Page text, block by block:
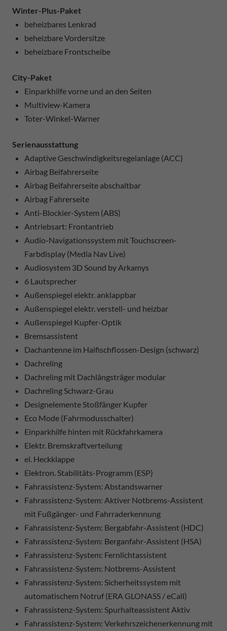
Winter-Plus-Paket
beheizbares Lenkrad
beheizbare Vordersitze
beheizbare Frontscheibe
City-Paket
Einparkhilfe vorne und an den Seiten
Multiview-Kamera
Toter-Winkel-Warner
Serienausstattung
Adaptive Geschwindigkeitsregelanlage (ACC)
Airbag Beifahrerseite
Airbag Beifahrerseite abschaltbar
Airbag Fahrerseite
Anti-Blockier-System (ABS)
Antriebsart: Frontantrieb
Audio-Navigationssystem mit Touchscreen-
Farbdisplay (Media Nav Live)
Audiosystem 3D Sound by Arkamys
6 Lautsprecher
Außenspiegel elektr. anklappbar
Außenspiegel elektr. verstell- und heizbar
Außenspiegel Kupfer-Optik
Bremsassistent
Dachantenne im Haifischflossen-Design (schwarz)
Dachreling
Dachreling mit Dachlängsträger modular
Dachreling Schwarz-Grau
Designelemente Stoßfänger Kupfer
Eco Mode (Fahrmodusschalter)
Einparkhilfe hinten mit Rückfahrkamera
Elektr. Bremskraftverteilung
el. Heckklappe
Elektron. Stabilitäts-Programm (ESP)
Fahrassistenz-System: Abstandswarner
Fahrassistenz-System: Aktiver Notbrems-Assistent
mit Fußgänger- und Fahrraderkennung
Fahrassistenz-System: Bergabfahr-Assistent (HDC)
Fahrassistenz-System: Berganfahr-Assistent (HSA)
Fahrassistenz-System: Fernlichtassistent
Fahrassistenz-System: Notbrems-Assistent
Fahrassistenz-System: Sicherheitssystem mit
automatischem Notruf (ERA GLONASS / eCall)
Fahrassistenz-System: Spurhalteassistent Aktiv
Fahrassistenz-System: Verkehrszeichenerkennung mit